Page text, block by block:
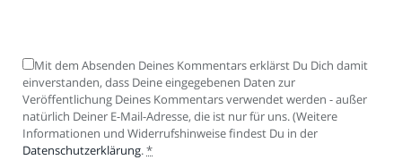
Mit dem Absenden Deines Kommentars erklärst Du Dich damit
einverstanden, dass Deine eingegebenen Daten zur
Veröffentlichung Deines Kommentars verwendet werden - außer
natürlich Deiner E-Mail-Adresse, die ist nur für uns. (Weitere
Informationen und Widerrufshinweise findest Du in der
Datenschutzerklärung.*